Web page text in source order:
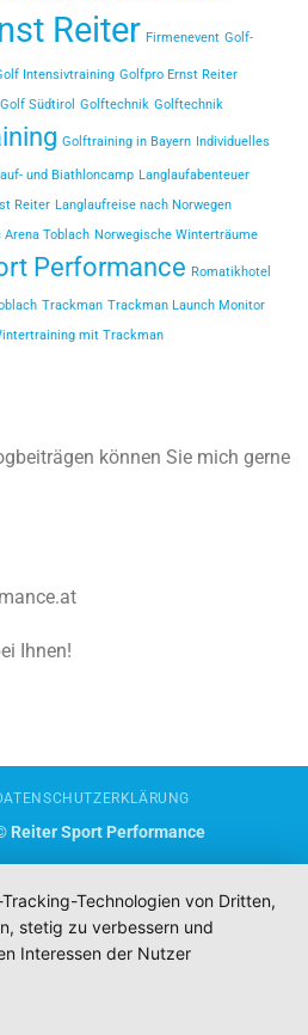
Reiter Firmenevent Golf-
Intensivtraining Golfpro Ernst Reiter
Golf Südtirol Golftechnik Golftechnik
Golftraining in Bayern Individuelles
und Biathloncamp Langlaufabenteuer
Reiter Langlaufreise nach Norwegen
Arena Toblach Norwegische Winterträume
Performance Romatikhotel
Trackman Trackman Launch Monitor
mit Trackman
können Sie mich gerne
Ihnen!
Reiter Sport Performance
Technologien von Dritten,
stetig zu verbessern und
Interessen der Nutzer